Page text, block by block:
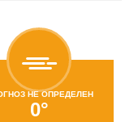
НЕ ОПРЕДЕЛЕН
0°